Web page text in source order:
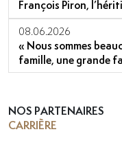
François Piron,
08.06.2026
« Nous sommes
famille, une grande
NOS PARTENAIRES
CARRIÈRE